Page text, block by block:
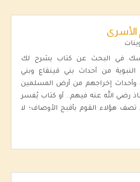
الأسرى
في البحث عن كتاب يشرح لك
من أحداث بني قينقاع وبني
وأحداث إخراجهم من أرض المسلمين
رضي الله عنه فيهم.. أو كتاب يُفسر
تصف هؤلاء القوم بأقبح الأوصاف؛ لا